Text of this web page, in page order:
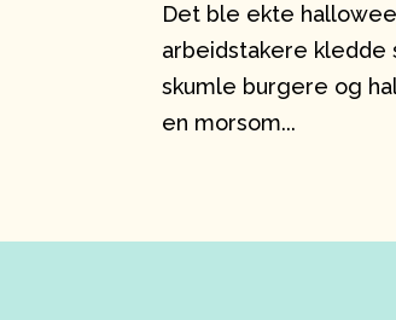
Det ble ekte
arbeidstakere kledde
skumle burgere og
en morsom...